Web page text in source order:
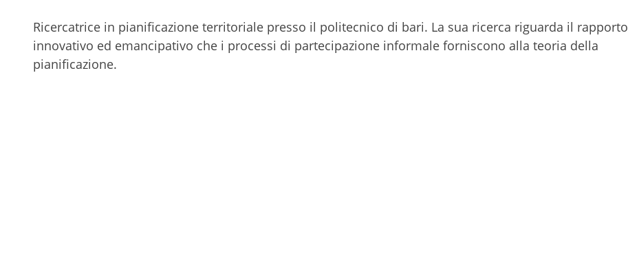
Ricercatrice in pianificazione territoriale presso il politecnico di bari. La sua ricerca riguarda il rapporto
innovativo ed emancipativo che i processi di partecipazione informale forniscono alla teoria della
pianificazione.